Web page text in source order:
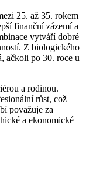
25. až 35. rokem
finanční zázemí a
vytváří dobré
Z biologického
ačkoli po 30. roce u
a rodinou.
růst, což
považuje za
a ekonomické